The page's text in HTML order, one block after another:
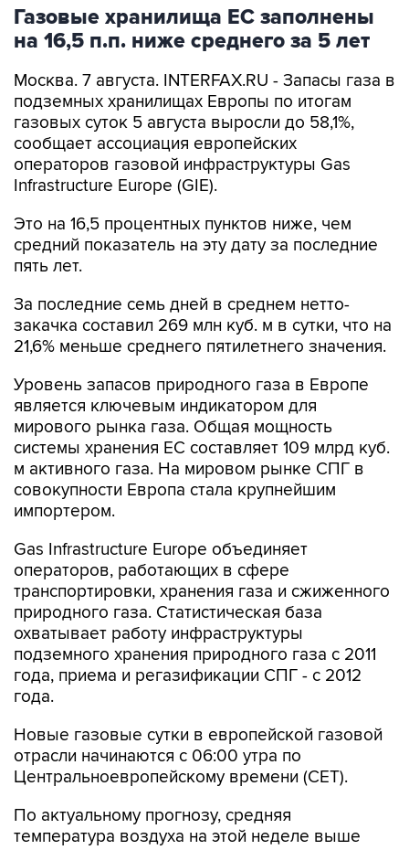
Газовые хранилища ЕС заполнены
на 16,5 п.п. ниже среднего за 5 лет
Москва. 7 августа. INTERFAX.RU - Запасы газа в
подземных хранилищах Европы по итогам
газовых суток 5 августа выросли до 58,1%,
сообщает ассоциация европейских
операторов газовой инфраструктуры Gas
Infrastructure Europe (GIE).
Это на 16,5 процентных пунктов ниже, чем
средний показатель на эту дату за последние
пять лет.
За последние семь дней в среднем нетто-
закачка составил 269 млн куб. м в сутки, что на
21,6% меньше среднего пятилетнего значения.
Уровень запасов природного газа в Европе
является ключевым индикатором для
мирового рынка газа. Общая мощность
системы хранения ЕС составляет 109 млрд куб.
м активного газа. На мировом рынке СПГ в
совокупности Европа стала крупнейшим
импортером.
Gas Infrastructure Europe объединяет
операторов, работающих в сфере
транспортировки, хранения газа и сжиженного
природного газа. Статистическая база
охватывает работу инфраструктуры
подземного хранения природного газа с 2011
года, приема и регазификации СПГ - с 2012
года.
Новые газовые сутки в европейской газовой
отрасли начинаются c 06:00 утра по
Центральноевропейскому времени (CET).
По актуальному прогнозу, средняя
температура воздуха на этой неделе выше